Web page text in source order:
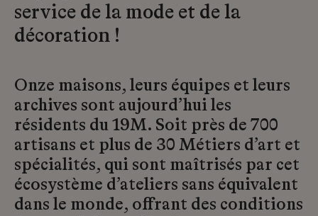
service de la mode et de la
décoration !
Onze maisons, leurs équipes et leurs
archives sont aujourd’hui les
résidents du 19M. Soit près de 700
artisans et plus de 30 Métiers d’art et
spécialités, qui sont maîtrisés par cet
écosystème d’ateliers sans équivalent
dans le monde, offrant des conditions